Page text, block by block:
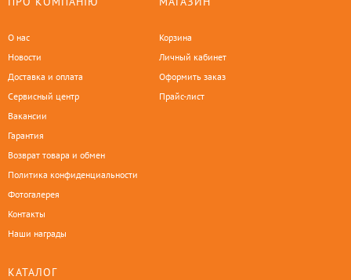
О нас
Новости
Доставка и оплата
Сервисный центр
Вакансии
Гарантия
Возврат товара и обмен
Политика конфиденциальности
Фотогалерея
Контакты
Наши награды
Корзина
Личный кабинет
Оформить заказ
Прайс-лист
КАТАЛОГ